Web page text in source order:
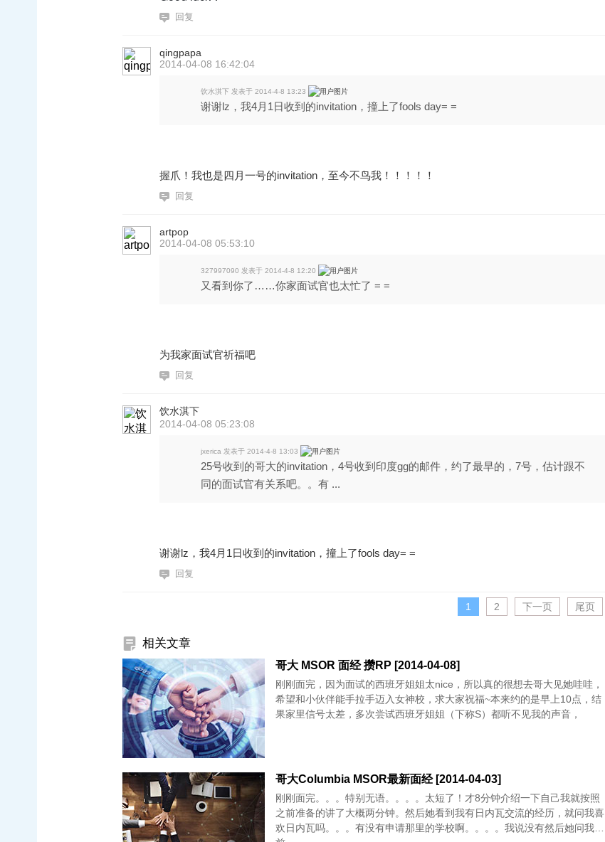
回复
qingpapa
2014-04-08 16:42:04
饮水淇下 发表于 2014-4-8 13:23
谢谢lz，我4月1日收到的invitation，撞上了fools day= =
握爪！我也是四月一号的invitation，至今不鸟我！！！！！
回复
artpop
2014-04-08 05:53:10
327997090 发表于 2014-4-8 12:20
又看到你了……你家面试官也太忙了 = =
为我家面试官祈福吧
回复
饮水淇下
2014-04-08 05:23:08
jxerica 发表于 2014-4-8 13:03
25号收到的哥大的invitation，4号收到印度gg的邮件，约了最早的，7号，估计跟不
同的面试官有关系吧。。有 ...
谢谢lz，我4月1日收到的invitation，撞上了fools day= =
回复
1 2 下一页 尾页
相关文章
哥大 MSOR 面经 攒RP [2014-04-08]
刚刚面完，因为面试的西班牙姐姐太nice，所以真的很想去哥大见她哇哇，
希望和小伙伴能手拉手迈入女神校，求大家祝福~本来约的是早上10点，结
果家里信号太差，多次尝试西班牙姐姐（下称S）都听不见我的声音，
哥大Columbia MSOR最新面经 [2014-04-03]
刚刚面完。。。特别无语。。。。太短了！才8分钟介绍一下自己我就按照
之前准备的讲了大概两分钟。然后她看到我有日内瓦交流的经历，就问我喜
欢日内瓦吗。。。有没有申请那里的学校啊。。。。我说没有然后她问我之